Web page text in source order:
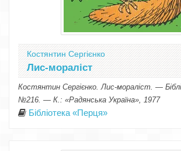
Костянтин Сергієнко
Лис-мораліст
Костянтин Сергієнко. Лис-мораліст. —
№216. — К.: «Радянська Україна», 1977
Бібліотека «Перця»